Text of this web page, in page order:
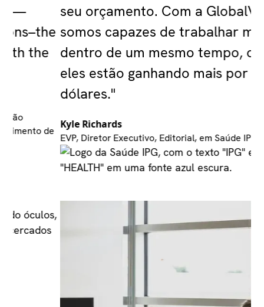
seu orçamento. Com a GlobalVision,
somos capazes de trabalhar mais
dentro de um mesmo tempo, ou seja,
eles estão ganhando mais por
dólares."
Kyle Richards
EVP, Diretor Executivo, Editorial, em Saúde IPG